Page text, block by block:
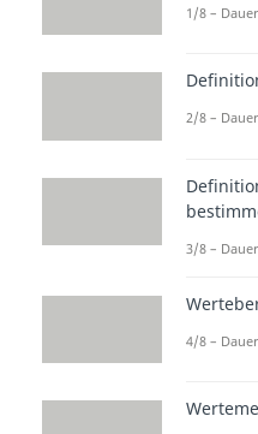
es gibt
Man
grünen
1/8 –
2/8 –
3/8 –
4/8 –